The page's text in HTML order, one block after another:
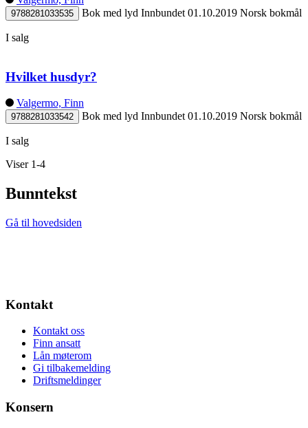
9788281033535 Bok med lyd Innbundet 01.10.2019 Norsk bokmål
I salg
Hvilket husdyr?
Valgermo, Finn
9788281033542 Bok med lyd Innbundet 01.10.2019 Norsk bokmål
I salg
Viser 1-4
Bunntekst
Gå til hovedsiden
Kontakt
Kontakt oss
Finn ansatt
Lån møterom
Gi tilbakemelding
Driftsmeldinger
Konsern